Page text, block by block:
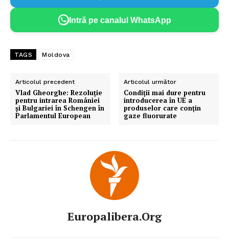
Intră pe canalul WhatsApp
TAGS Moldova
Articolul precedent
Vlad Gheorghe: Rezoluție
pentru intrarea României
și Bulgariei în Schengen în
Parlamentul European
Articolul următor
Condiții mai dure pentru
introducerea în UE a
produselor care conțin
gaze fluorurate
Europalibera.org